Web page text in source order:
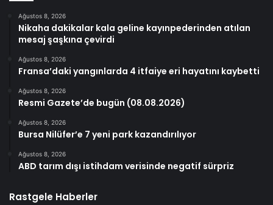
Ağustos 8, 2026
Nikaha dakikalar kala geline kayınpederinden atılan
mesaj şaşkına çevirdi
Ağustos 8, 2026
Fransa’daki yangınlarda 4 itfaiye eri hayatını kaybetti
Ağustos 8, 2026
Resmi Gazete’de bugün (08.08.2026)
Ağustos 8, 2026
Bursa Nilüfer’e 7 yeni park kazandırılıyor
Ağustos 8, 2026
ABD tarım dışı istihdam verisinde negatif sürpriz
Rastgele Haberler